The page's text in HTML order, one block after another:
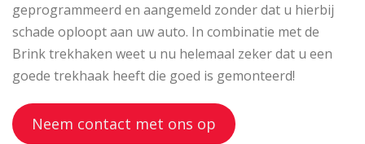
geprogrammeerd en aangemeld zonder dat u hierbij
schade oploopt aan uw auto. In combinatie met de
Brink trekhaken weet u nu helemaal zeker dat u een
goede trekhaak heeft die goed is gemonteerd!
Neem contact met ons op